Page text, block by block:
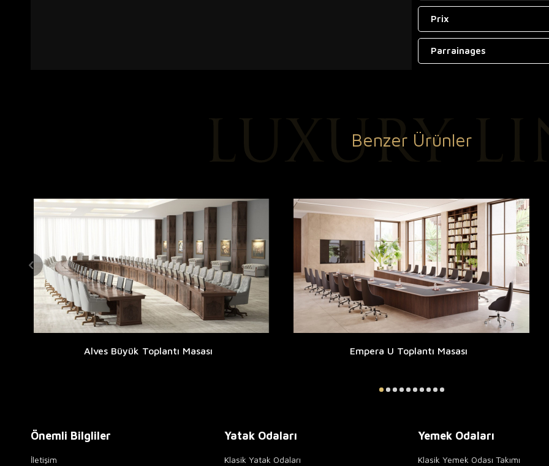
Prix
Parrainages
Benzer Ürünler
Alves Büyük Toplantı Masası Empera U Toplantı Masası
Önemli Bilgliler
İletişim
Yatak Odaları
Klasik Yatak Odaları
Yemek Odaları
Klasik Yemek Odası Takımı